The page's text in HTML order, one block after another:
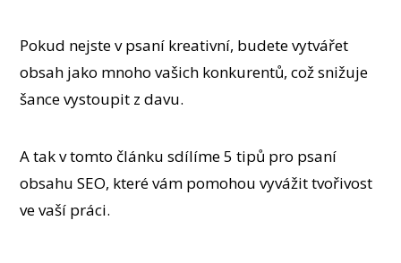
Pokud nejste v psaní kreativní, budete vytvářet
obsah jako mnoho vašich konkurentů, což snižuje
šance vystoupit z davu.
A tak v tomto článku sdílíme 5 tipů pro psaní
obsahu SEO, které vám pomohou vyvážit tvořivost
ve vaší práci.